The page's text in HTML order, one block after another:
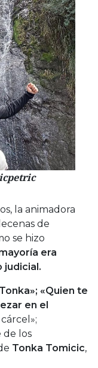
la animadora
de
se hizo
era
judicial.
«Quien te
en el
de los
Tonka Tomicic,